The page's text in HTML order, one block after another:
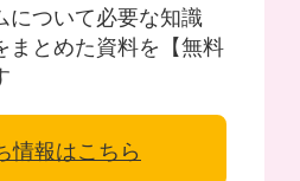
について必要な知識
まとめた資料を【無料
情報はこちら